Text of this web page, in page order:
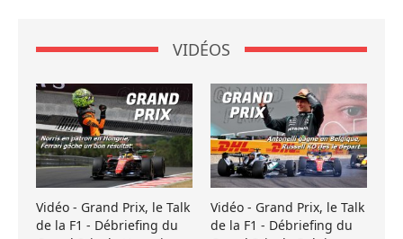
VIDÉOS
Vidéo - Grand Prix, le Talk
de la F1 - Débriefing du
Vidéo - Grand Prix, le Talk
de la F1 - Débriefing du